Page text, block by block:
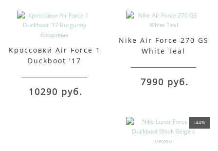
Кроссовки Air Force 1
Duckboot '17
10290 руб.
Nike Air Force 270 GS
White Teal
7990 руб.
-44%